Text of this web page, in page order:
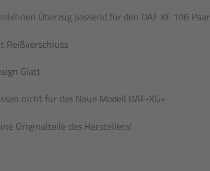
Überzug passend für den DAF XF 106 Paar
Reißverschluss
Glatt
nicht für das Neue Modell DAF-XG+
Originalteile des Herstellers!